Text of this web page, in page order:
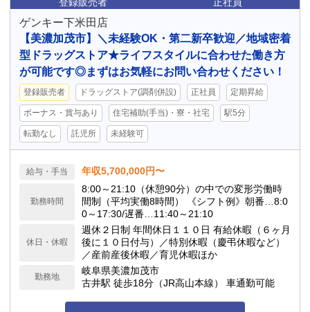
ゲンキー下米田店
【美濃加茂市】＼未経験OK・第二新卒歓迎／地域密着
型ドラッグストア★ライフスタイルに合わせた働き方
が可能です◎まずはお気軽にお問い合わせください！
登録販売者 ドラッグストア(調剤併設) 正社員 定期昇給
ボーナス・賞与あり 住宅補助(手当)・寮・社宅 駅5分
転勤なし 託児所 未経験可
給与・手当 年収5,700,000円〜
勤務時間
8:00～21:10（休憩90分）の中での変形労働時
間制（平均実働8時間） 《シフト例》朝番…8:0
0～17:30/遅番…11:40～21:10
休日・休暇
週休２日制 年間休日１１０日 有給休暇（６ヶ月
後に１０日付与）／特別休暇（慶弔休暇など）
／産前産後休暇／育児休暇ほか
勤務地
岐阜県美濃加茂市
古井駅 徒歩18分（JR高山本線） 車通勤可能